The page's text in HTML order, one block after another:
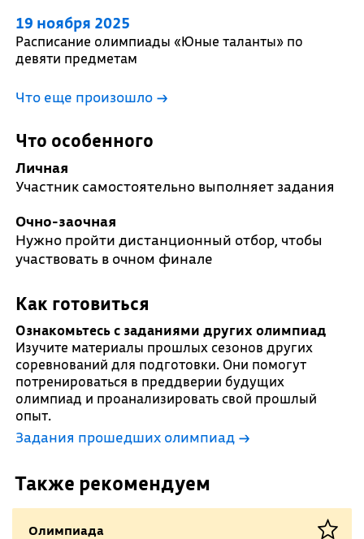
19 ноября 2025
Расписание олимпиады «Юные таланты» по
девяти предметам
Что еще произошло →
Что особенного
Личная
Участник самостоятельно выполняет задания
Очно-заочная
Нужно пройти дистанционный отбор, чтобы
участвовать в очном финале
Как готовиться
Ознакомьтесь с заданиями других олимпиад
Изучите материалы прошлых сезонов других
соревнований для подготовки. Они помогут
потренироваться в преддверии будущих
олимпиад и проанализировать свой прошлый
опыт.
Задания прошедших олимпиад →
Также рекомендуем
Олимпиада